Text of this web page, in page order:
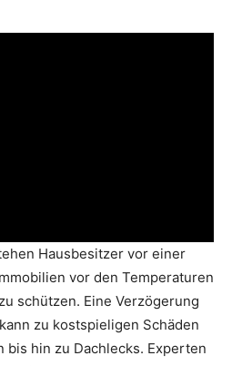
Hausbesitzer vor einer
vor den Temperaturen
schützen. Eine Verzögerung
zu kostspieligen Schäden
bis hin zu Dachlecks. Experten